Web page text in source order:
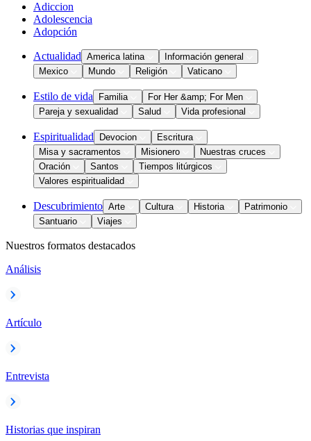
Adiccion
Adolescencia
Adopción
Actualidad America latina
Información general
Mexico
Mundo Religión Vaticano
Estilo de vida Familia
For Her &amp; For Men
Pareja y sexualidad
Salud Vida profesional
Espiritualidad Devocion
Escritura
Misa y sacramentos
Misionero
Nuestras cruces
Oración
Santos
Tiempos litúrgicos
Valores espiritualidad
Descubrimiento Arte Cultura Historia
Patrimonio
Santuario
Viajes
Nuestros formatos destacados
Análisis
Artículo
Entrevista
Historias que inspiran